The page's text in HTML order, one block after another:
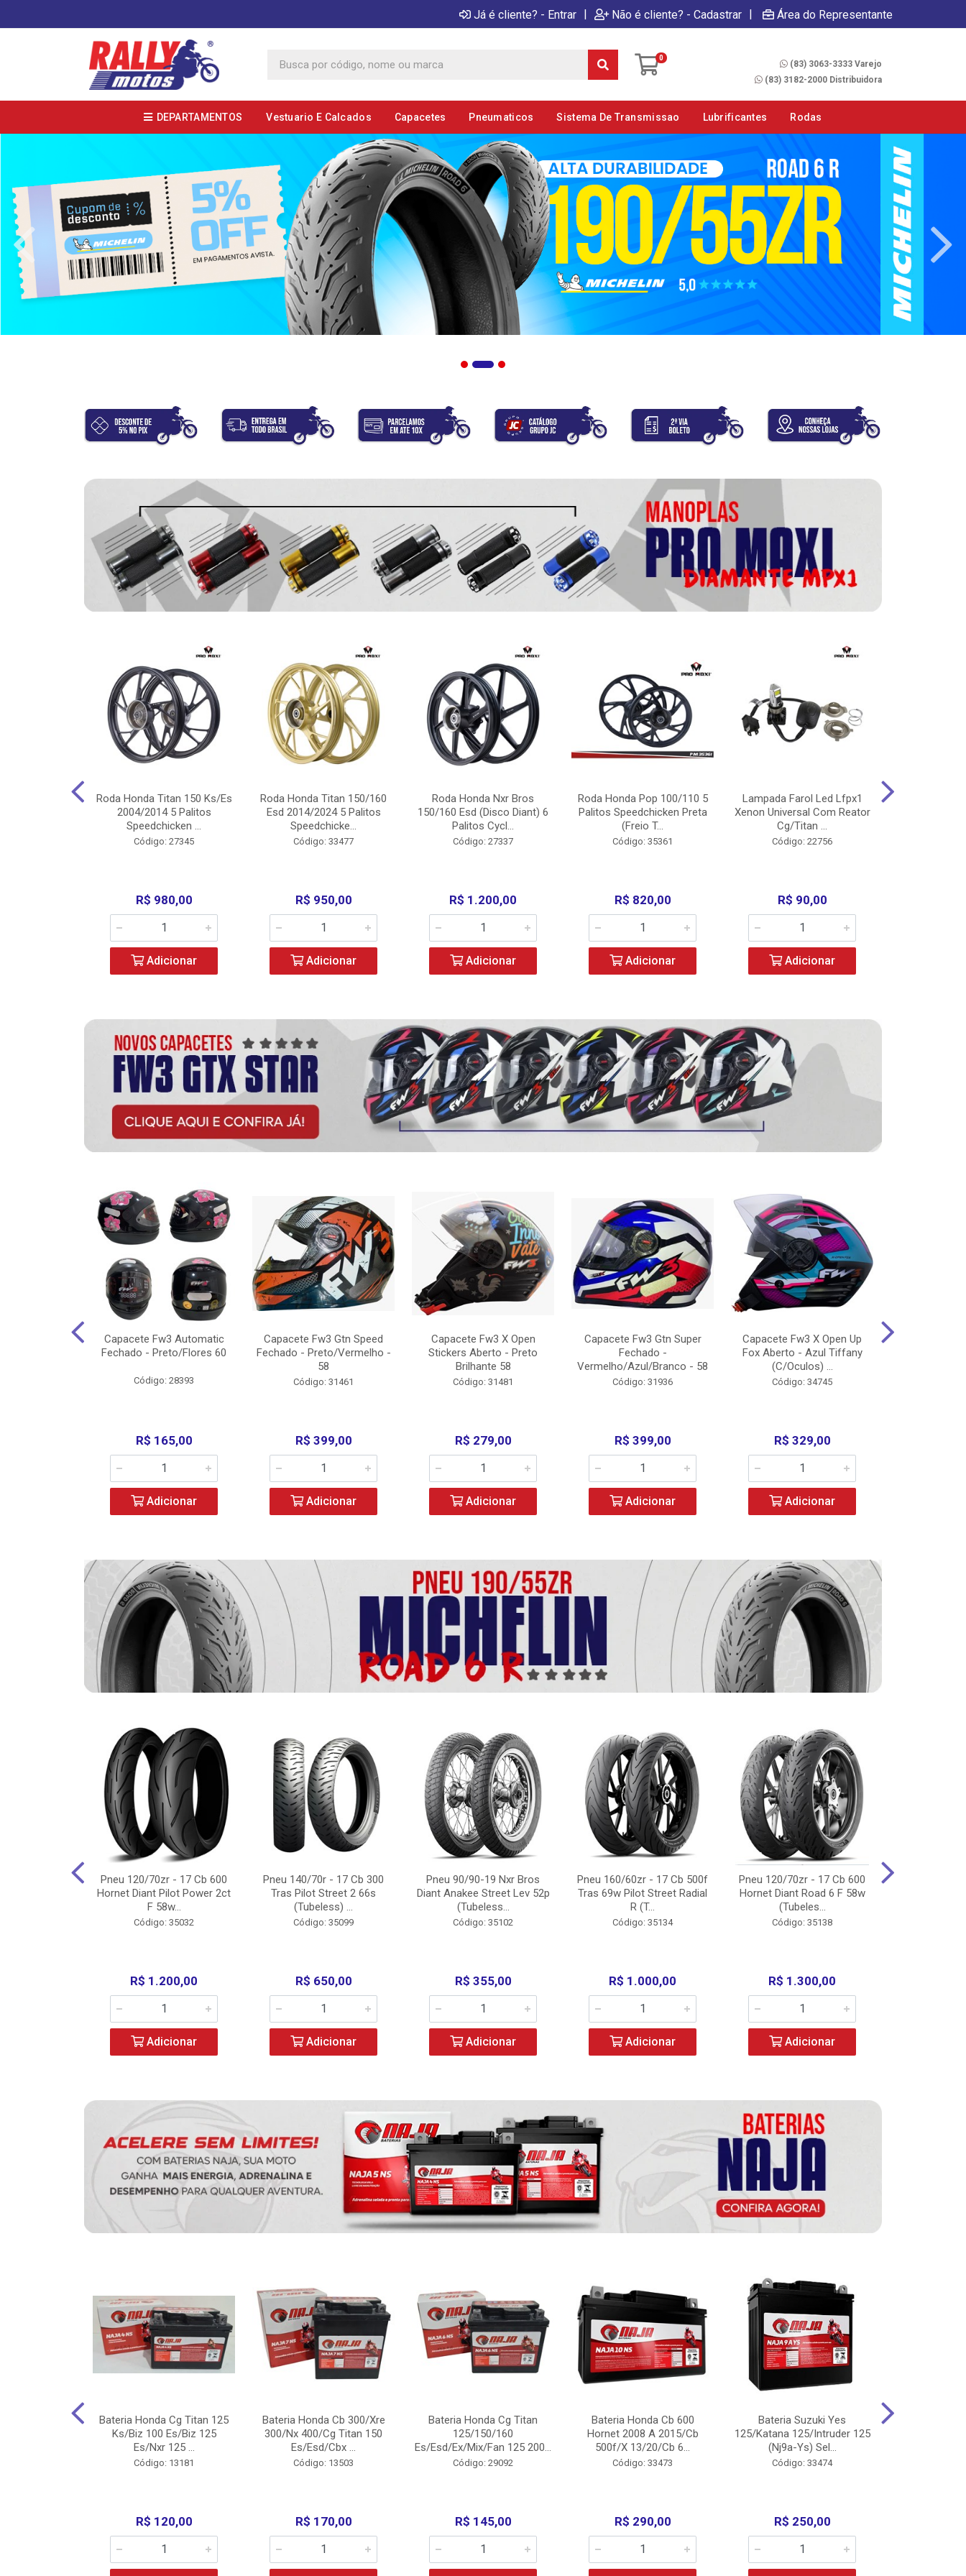
Já é cliente? - Entrar | Não é cliente? - Cadastrar | Área do Representante
0
(83) 3063-3333 Varejo
(83) 3182-2000 Distribuidora
DEPARTAMENTOS Vestuario E Calcados Capacetes Pneumaticos Sistema De Transmissao Lubrificantes Rodas
Roda Honda Titan 150 Ks/Es
2004/2014 5 Palitos
Speedchicken ...
Código: 27345
R$ 980,00
Adicionar
Roda Honda Titan 150/160
Esd 2014/2024 5 Palitos
Speedchicke...
Código: 33477
R$ 950,00
Adicionar
Roda Honda Nxr Bros
150/160 Esd (Disco Diant) 6
Palitos Cycl...
Código: 27337
R$ 1.200,00
Adicionar
Roda Honda Pop 100/110 5
Palitos Speedchicken Preta
(Freio T...
Código: 35361
R$ 820,00
Adicionar
Lampada Farol Led Lfpx1
Xenon Universal Com Reator
Cg/Titan ...
Código: 22756
R$ 90,00
Adicionar
Capacete Fw3 Automatic
Fechado - Preto/Flores 60
Código: 28393
R$ 165,00
Adicionar
Capacete Fw3 Gtn Speed
Fechado - Preto/Vermelho -
58
Código: 31461
R$ 399,00
Adicionar
Capacete Fw3 X Open
Stickers Aberto - Preto
Brilhante 58
Código: 31481
R$ 279,00
Adicionar
Capacete Fw3 Gtn Super
Fechado -
Vermelho/Azul/Branco - 58
Código: 31936
R$ 399,00
Adicionar
Capacete Fw3 X Open Up
Fox Aberto - Azul Tiffany
(C/Oculos) ...
Código: 34745
R$ 329,00
Adicionar
Pneu 120/70zr - 17 Cb 600
Hornet Diant Pilot Power 2ct
F 58w...
Código: 35032
R$ 1.200,00
Adicionar
Pneu 140/70r - 17 Cb 300
Tras Pilot Street 2 66s
(Tubeless) ...
Código: 35099
R$ 650,00
Adicionar
Pneu 90/90-19 Nxr Bros
Diant Anakee Street Lev 52p
(Tubeless...
Código: 35102
R$ 355,00
Adicionar
Pneu 160/60zr - 17 Cb 500f
Tras 69w Pilot Street Radial
R (T...
Código: 35134
R$ 1.000,00
Adicionar
Pneu 120/70zr - 17 Cb 600
Hornet Diant Road 6 F 58w
(Tubeles...
Código: 35138
R$ 1.300,00
Adicionar
Bateria Honda Cg Titan 125
Ks/Biz 100 Es/Biz 125
Es/Nxr 125 ...
Código: 13181
R$ 120,00
Bateria Honda Cb 300/Xre
300/Nx 400/Cg Titan 150
Es/Esd/Cbx ...
Código: 13503
R$ 170,00
Bateria Honda Cg Titan
125/150/160
Es/Esd/Ex/Mix/Fan 125 200...
Código: 29092
R$ 145,00
Bateria Honda Cb 600
Hornet 2008 A 2015/Cb
500f/X 13/20/Cb 6...
Código: 33473
R$ 290,00
Bateria Suzuki Yes
125/Katana 125/Intruder 125
(Nj9a-Ys) Sel...
Código: 33474
R$ 250,00